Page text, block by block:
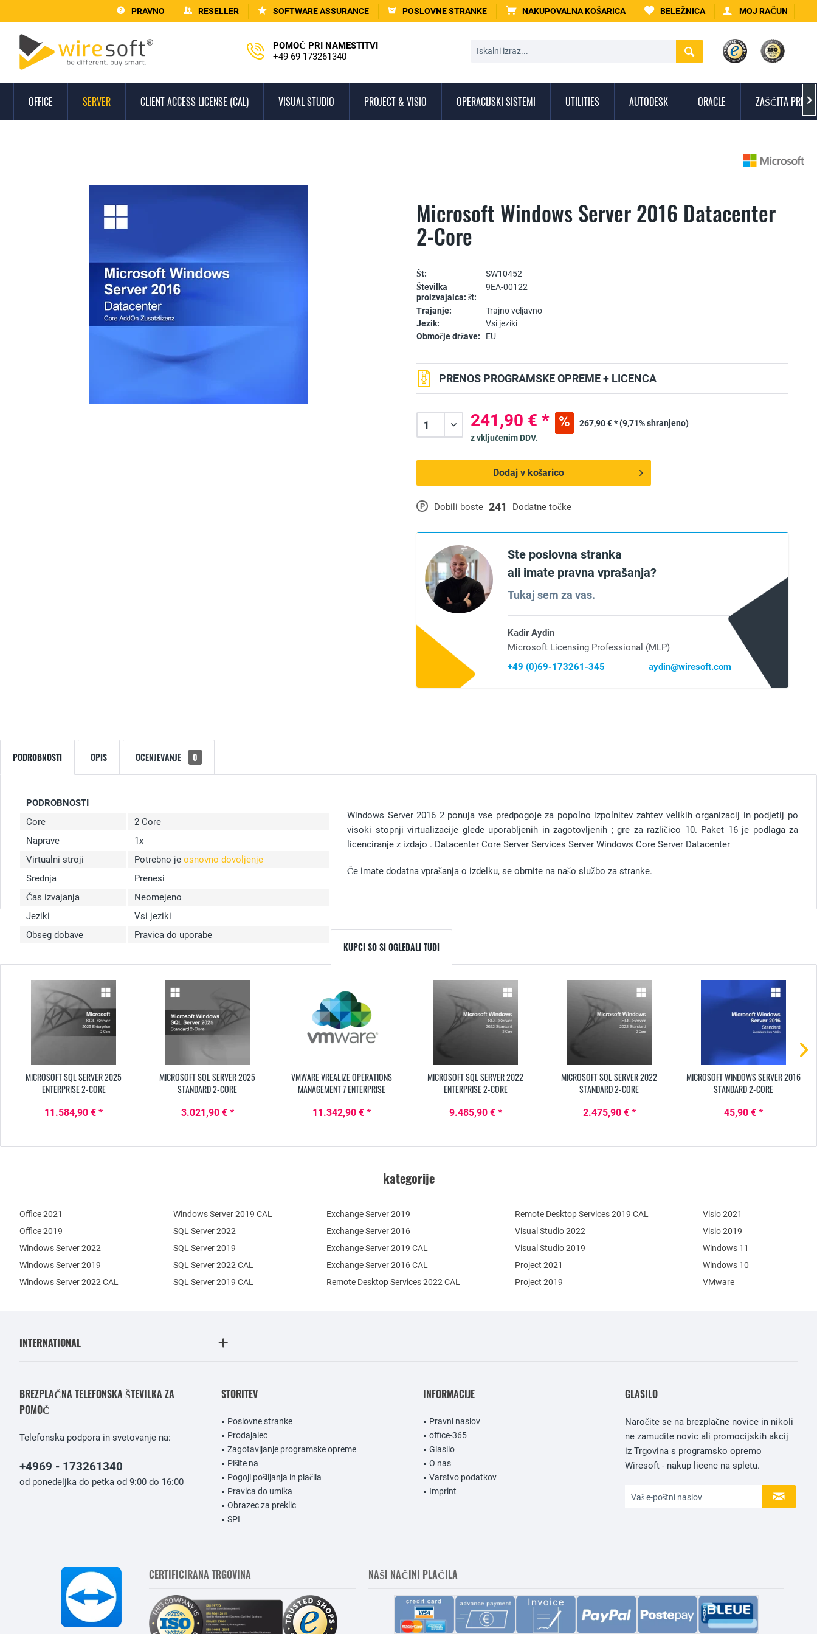
PRAVNO RESELLER SOFTWARE ASSURANCE POSLOVNE STRANKE NAKUPOVALNA KOŠARICA BELEŽNICA MOJ RAČUN
POMOČ PRI NAMESTITVI
+49 69 173261340
OFFICE SERVER CLIENT ACCESS LICENSE (CAL) VISUAL STUDIO PROJECT & VISIO OPERACIJSKI SISTEMI UTILITIES AUTODESK ORACLE ZAŠČITA PRED
Microsoft Windows Server 2016 Datacenter
2-Core
Št:
SW10452
Številka
proizvajalca: št:
9EA-00122
Trajanje:
Trajno veljavno
Jezik:
Vsi jeziki
Območje države:
EU
P Dobili boste 241 Dodatne točke
PRENOS PROGRAMSKE OPREME + LICENCA
241,90 € * 267,90 € *(9,71% shranjeno)
z vključenim DDV.
Dodaj v košarico
Ste poslovna stranka
ali imate pravna vprašanja?
Tukaj sem za vas.
Kadir Aydin
Microsoft Licensing Professional (MLP)
+49 (0)69-173261-345
aydin@wiresoft.com
PODROBNOSTI OPIS OCENJEVANJE 0
PODROBNOSTI
Core
2 Core
Naprave
1x
Virtualni stroji
Potrebno je osnovno dovoljenje
Srednja
Prenesi
Čas izvajanja
Neomejeno
Jeziki
Vsi jeziki
Obseg dobave
Pravica do uporabe
Windows Server 2016 2 ponuja vse predpogoje za popolno izpolnitev zahtev velikih organizacij in podjetij po
visoki stopnji virtualizacije glede uporabljenih in zagotovljenih ; gre za različico 10. Paket 16 je podlaga za
licenciranje z izdajo . Datacenter Core Server Services Server Windows Core Server Datacenter
Če imate dodatna vprašanja o izdelku, se obrnite na našo službo za stranke.
KUPCI SO SI OGLEDALI TUDI
MICROSOFT SQL SERVER 2025
ENTERPRISE 2-CORE
11.584,90 € *
MICROSOFT SQL SERVER 2025
STANDARD 2-CORE
3.021,90 € *
VMWARE VREALIZE OPERATIONS
MANAGEMENT 7 ENTERPRISE
11.342,90 € *
MICROSOFT SQL SERVER 2022
ENTERPRISE 2-CORE
9.485,90 € *
MICROSOFT SQL SERVER 2022
STANDARD 2-CORE
2.475,90 € *
MICROSOFT WINDOWS SERVER 2016
STANDARD 2-CORE
45,90 € *
kategorije
Office 2021
Office 2019
Windows Server 2022
Windows Server 2019
Exchange Server 2019
Exchange Server 2016
SQL Server 2022
SQL Server 2019
Windows Server 2022 CAL
Windows Server 2019 CAL
SQL Server 2022 CAL
SQL Server 2019 CAL
Remote Desktop Services 2022 CAL
Remote Desktop Services 2019 CAL
Exchange Server 2019 CAL
Exchange Server 2016 CAL
Visual Studio 2022
Visual Studio 2019
Project 2021
Project 2019
Visio 2021
Visio 2019
Windows 11
Windows 10
VMware
INTERNATIONAL
BREZPLAČNA TELEFONSKA ŠTEVILKA ZA
POMOČ
Telefonska podpora in svetovanje na:
+4969 - 173261340
od ponedeljka do petka od 9:00 do 16:00
STORITEV
Poslovne stranke
Prodajalec
Zagotavljanje programske opreme
Pišite na
Pogoji pošiljanja in plačila
Pravica do umika
Obrazec za preklic
SPI
INFORMACIJE
Pravni naslov
office-365
Glasilo
O nas
Varstvo podatkov
Imprint
GLASILO
Naročite se na brezplačne novice in nikoli
ne zamudite novic ali promocijskih akcij
iz Trgovina s programsko opremo
Wiresoft - nakup licenc na spletu.
CERTIFICIRANA TRGOVINA NAŠI NAČINI PLAČILA